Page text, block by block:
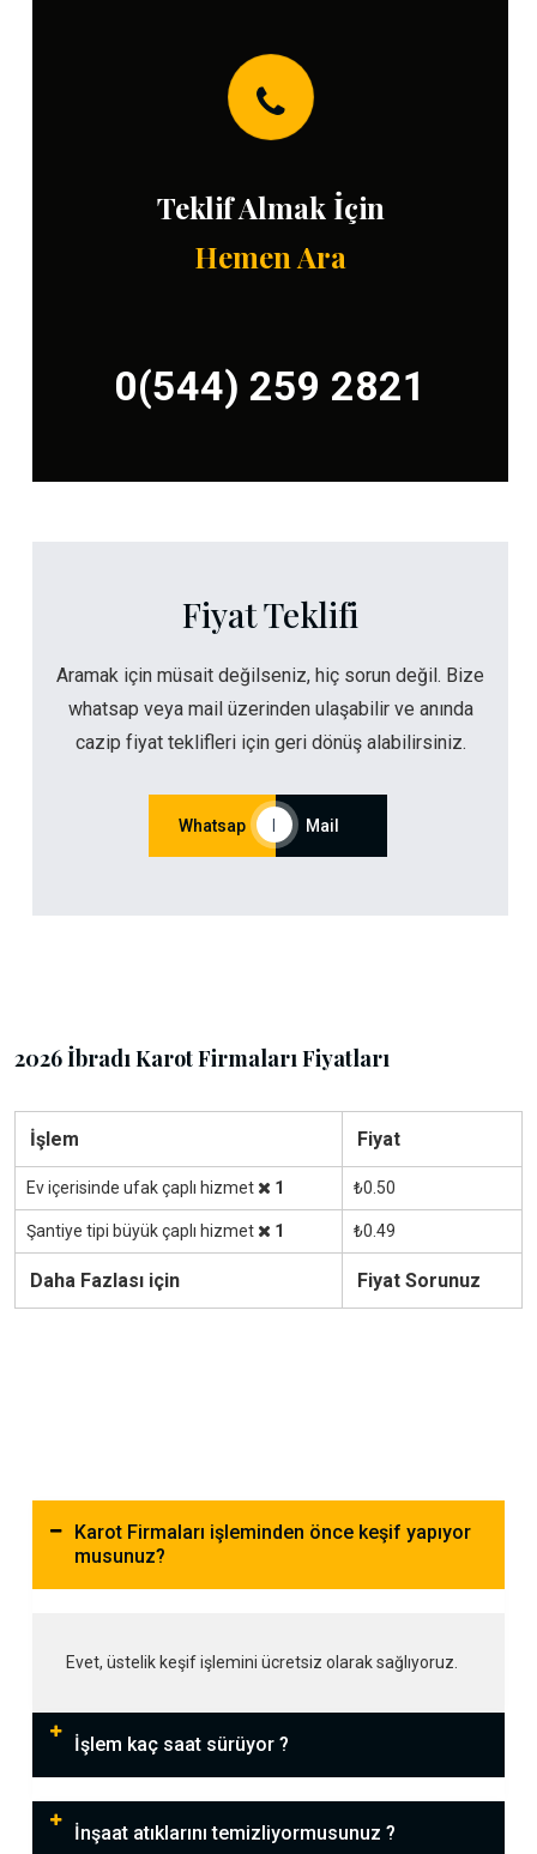
Teklif Almak İçin
Hemen Ara
0(544) 259 2821
Fiyat Teklifi
Aramak için müsait değilseniz, hiç sorun değil. Bize
whatsap veya mail üzerinden ulaşabilir ve anında
cazip fiyat teklifleri için geri dönüş alabilirsiniz.
Whatsap Mail
2026 İbradı Karot Firmaları Fiyatları
İşlem Fiyat
Ev içerisinde ufak çaplı hizmet 1 ₺0.50
Şantiye tipi büyük çaplı hizmet 1 ₺0.49
Daha Fazlası için Fiyat Sorunuz
Karot Firmaları işleminden önce keşif yapıyor
musunuz?
Evet, üstelik keşif işlemini ücretsiz olarak sağlıyoruz.
İşlem kaç saat sürüyor ?
İnşaat atıklarını temizliyormusunuz ?